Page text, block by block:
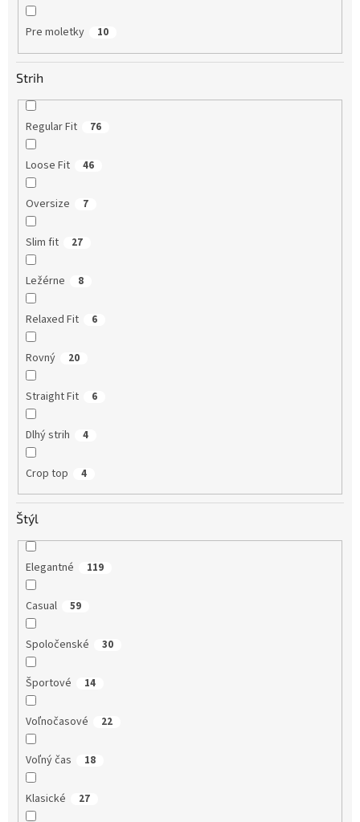
Pre moletky 10
Strih
Regular Fit 76
Loose Fit 46
Oversize 7
Slim fit 27
Ležérne 8
Relaxed Fit 6
Rovný 20
Straight Fit 6
Dlhý strih 4
Crop top 4
Štýl
Elegantné 119
Casual 59
Spoločenské 30
Športové 14
Voľnočasové 22
Voľný čas 18
Klasické 27